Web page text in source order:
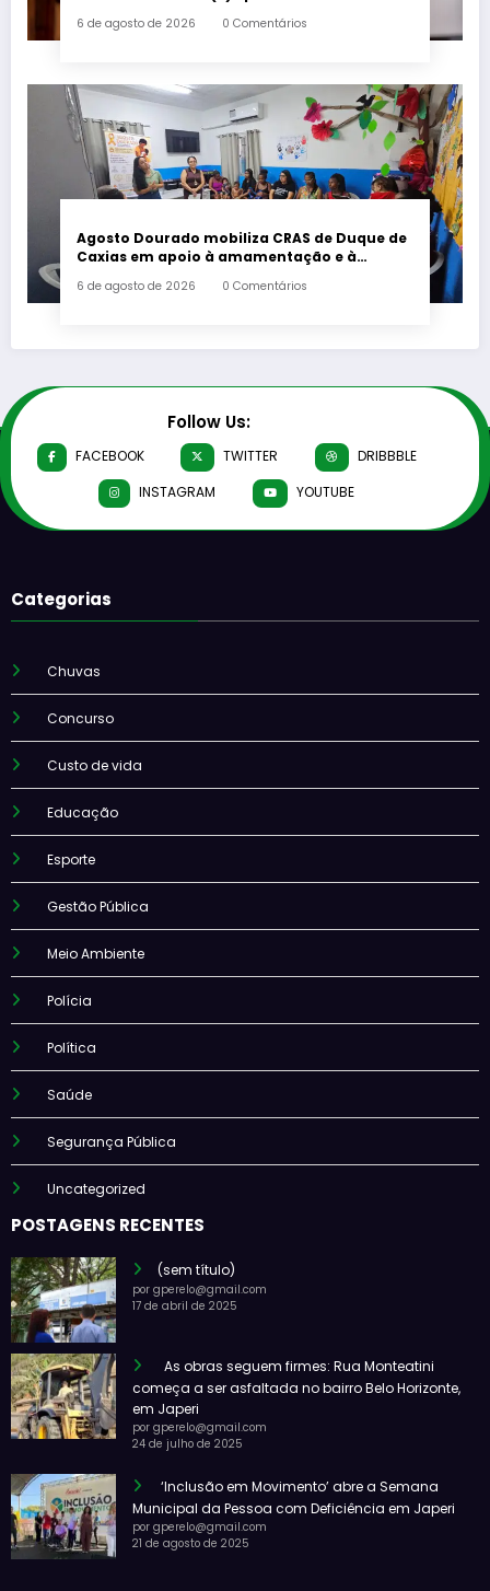
6 de agosto de 2026 0 Comentários
Agosto Dourado mobiliza CRAS de Duque de
Caxias em apoio à amamentação e à
6 de agosto de 2026 0 Comentários
Follow Us:
FACEBOOK TWITTER
DRIBBBLE
INSTAGRAM
YOUTUBE
Categorias
Chuvas
Concurso
Custo de vida
Educação
Esporte
Gestão Pública
Meio Ambiente
Polícia
Política
Saúde
Segurança Pública
Uncategorized
POSTAGENS RECENTES
(sem título)
por gperelo@gmail.com
17 de abril de 2025
As obras seguem firmes: Rua Monteatini
começa a ser asfaltada no bairro Belo Horizonte,
em Japeri
por gperelo@gmail.com
24 de julho de 2025
‘Inclusão em Movimento’ abre a Semana
Municipal da Pessoa com Deficiência em Japeri
por gperelo@gmail.com
21 de agosto de 2025